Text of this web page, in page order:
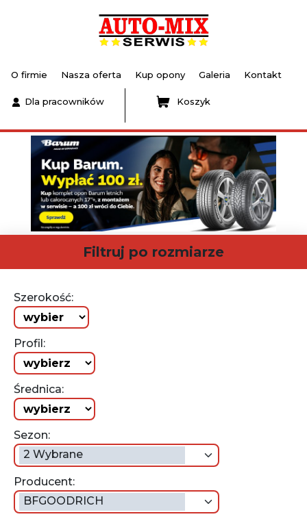
O firmie Nasza oferta Kup opony Galeria Kontakt
Dla pracowników Koszyk
Filtruj po rozmiarze
Szerokość:
Profil:
Średnica:
Sezon:
2 Wybrane
Producent:
BFGOODRICH